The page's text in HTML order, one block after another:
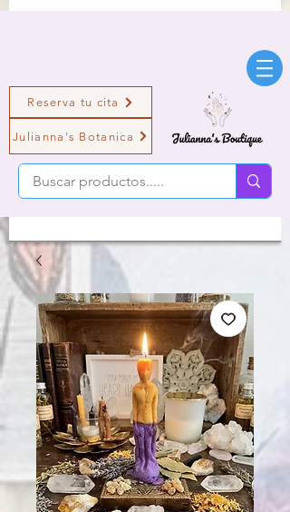
Reserva tu cita
Julianna's Botanica